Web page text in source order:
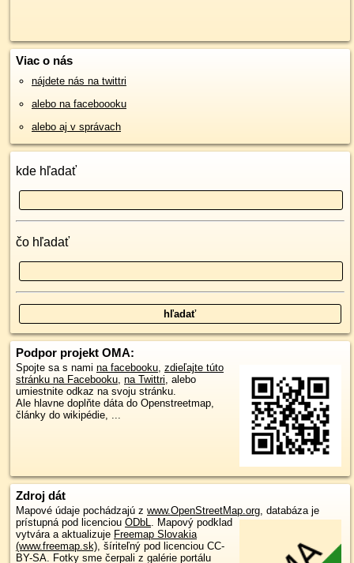
Viac o nás
nájdete nás na twittri
alebo na faceboooku
alebo aj v správach
kde hľadať
čo hľadať
Podpor projekt OMA:
Spojte sa s nami na facebooku, zdieľajte túto
stránku na Facebooku, na Twittri, alebo
umiestnite odkaz na svoju stránku.
Ale hlavne doplňte dáta do Openstreetmap,
články do wikipédie, ...
Zdroj dát
Mapové údaje pochádzajú z www.OpenStreetMap.org , databáza je
prístupná pod licenciou ODbL
Mapový podklad
vytvára a aktualizuje Freemap Slovakia
(www.freemap.sk) , šíriteľný pod licenciou CC-
BY-SA. Fotky sme čerpali z galérie portálu